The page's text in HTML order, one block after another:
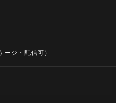
ージ・配信可）